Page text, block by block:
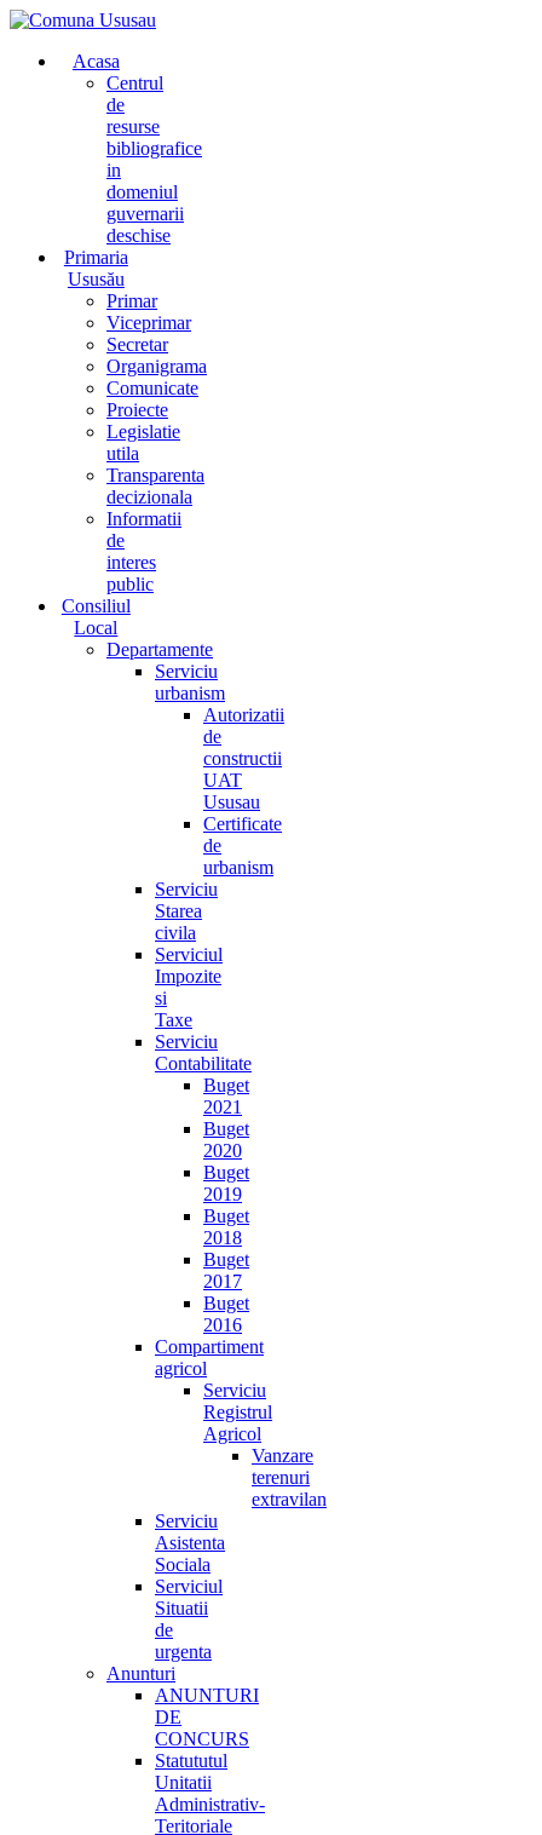
Acasa
Centrul
de
resurse
bibliografice
in
domeniul
guvernarii
deschise
Primaria
Ususău
Primar
Viceprimar
Secretar
Organigrama
Comunicate
Proiecte
Legislatie
utila
Transparenta
decizionala
Informatii
de
interes
public
Consiliul
Local
Departamente
Serviciu
urbanism
Autorizatii
de
constructii
UAT
Ususau
Certificate
de
urbanism
Serviciu
Starea
civila
Serviciul
Impozite
si
Taxe
Serviciu
Contabilitate
Buget
2021
Buget
2020
Buget
2019
Buget
2018
Buget
2017
Buget
2016
Compartiment
agricol
Serviciu
Registrul
Agricol
Vanzare
terenuri
extravilan
Serviciu
Asistenta
Sociala
Serviciul
Situatii
de
urgenta
Anunturi
ANUNTURI
DE
CONCURS
Statututul
Unitatii
Administrativ-
Teritoriale